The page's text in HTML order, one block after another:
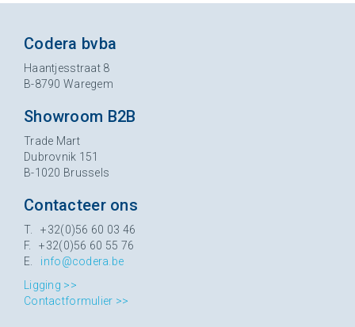
Codera bvba
Haantjesstraat 8
B-8790 Waregem
Showroom B2B
Trade Mart
Dubrovnik 151
B-1020 Brussels
Contacteer ons
T. +32(0)56 60 03 46
F. +32(0)56 60 55 76
E. info@codera.be
Ligging >>
Contactformulier >>